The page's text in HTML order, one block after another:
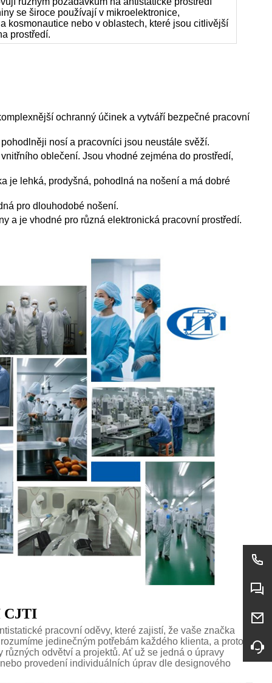
se široce používají v mikroelektronice,
kosmonautice nebo v oblastech, které jsou citlivější
prostředí.
ochranný účinek a vytváří bezpečné pracovní
nosí a pracovníci jsou neustále svěží.
oblečení. Jsou vhodné zejména do prostředí,
je lehká, prodyšná, pohodlná na nošení a má dobré
pro dlouhodobé nošení.
a je vhodné pro různá elektronická pracovní prostředí.
CJTI
pracovní oděvy, které zajistí, že vaše značka
jedinečným potřebám každého klienta, a proto
odvětví a projektů. Ať už se jedná o úpravy
provedení individuálních úprav dle designového